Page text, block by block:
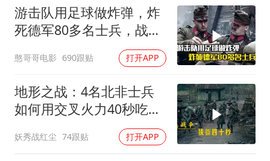
游击队用足球做炸弹，炸
死德军80多名士兵，战争
憨哥哥电影 690跟贴 打开APP
地形之战：4名北非士兵
如何用交叉火力40秒吃掉
妖秀战红尘 74跟贴 打开APP